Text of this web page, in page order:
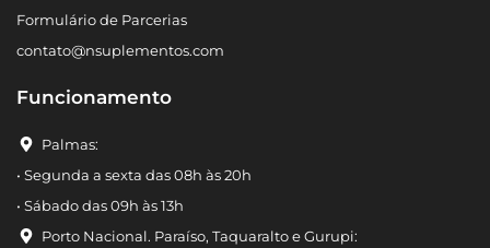
Formulário de Parcerias
contato@nsuplementos.com
Funcionamento
Palmas:
• Segunda a sexta das 08h às 20h
• Sábado das 09h às 13h
Porto Nacional. Paraíso, Taquaralto e Gurupi: